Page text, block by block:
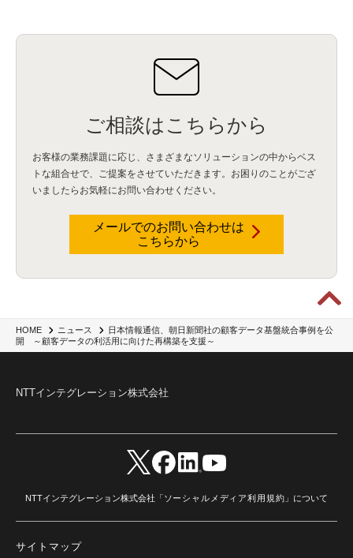
HOME ニュース
日本情報通信、朝日新聞社の顧客データ基盤統合事例を公
開 ～顧客データの利活用に向けた再構築を支援～
ご相談はこちらから
お客様の業務課題に応じ、さまざまなソリューションの中からベス
トな組合せで、
ご提案をさせていただきます。お困りのことがござ
いましたらお気軽にお問い合わせください。
メールでのお問い合わせは
こちらから
NTTインテグレーション株式会社
NTTインテグレーション株式会社「ソーシャルメディア利用規約 」について
サイトマップ